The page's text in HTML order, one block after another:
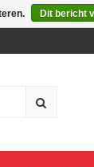
Dit bericht